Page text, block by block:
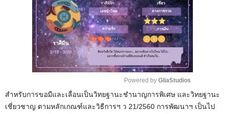
u
Powered by GliaStudios
สำหรับการขอมีและเลื่อนเป็นวิทยฐานะชำนาญการพิเศษ และวิทยฐานะ
เชี่ยวชาญ ตามหลักเกณฑ์และวิธีการฯ ว 21/2560 การพัฒนาฯ เป็นไป